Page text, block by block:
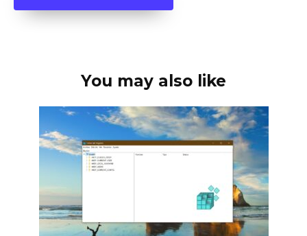
You may also like